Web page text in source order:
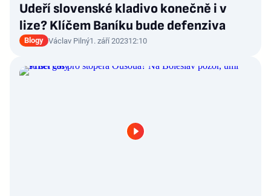
Udeří slovenské kladivo konečně i v
lize? Klíčem Baníku bude defenziva
Blogy Václav Pilný1. září 202312:10